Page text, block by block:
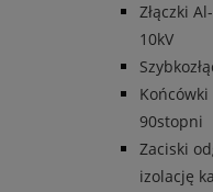
Złączki
10kV
90stopni
Zaciski
izolację